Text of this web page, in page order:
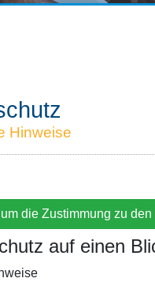
Hinweise
die Zustimmung zu
auf einen